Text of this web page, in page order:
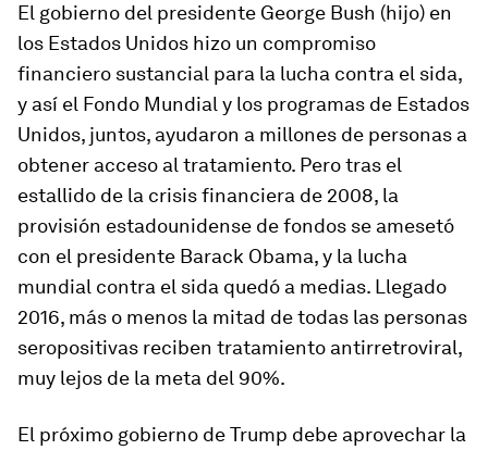
El gobierno del presidente George Bush (hijo) en
los Estados Unidos hizo un compromiso
financiero sustancial para la lucha contra el sida,
y así el Fondo Mundial y los programas de Estados
Unidos, juntos, ayudaron a millones de personas a
obtener acceso al tratamiento. Pero tras el
estallido de la crisis financiera de 2008, la
provisión estadounidense de fondos se amesetó
con el presidente Barack Obama, y la lucha
mundial contra el sida quedó a medias. Llegado
2016, más o menos la mitad de todas las personas
seropositivas reciben tratamiento antirretroviral,
muy lejos de la meta del 90%.
El próximo gobierno de Trump debe aprovechar la